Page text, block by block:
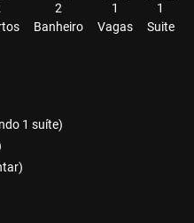
2
Banheiro
1
Vagas
1
Suite
1 suíte)